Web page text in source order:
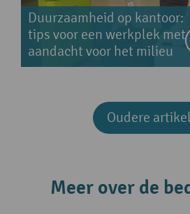
Duurzaamheid op kantoor:
tips voor een werkplek met
aandacht voor het milieu
Oudere
Meer over de